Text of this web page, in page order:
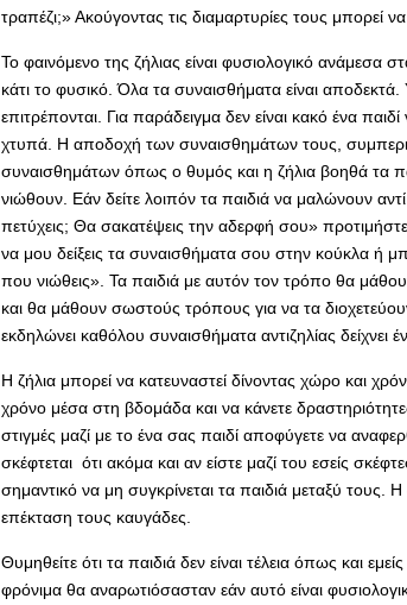
τραπέζι;» Ακούγοντας τις διαμαρτυρίες τους μπορεί
Το φαινόμενο της ζήλιας είναι φυσιολογικό ανάμεσα
κάτι το φυσικό. Όλα τα συναισθήματα είναι
επιτρέπονται. Για παράδειγμα δεν είναι κακό ένα
χτυπά. Η αποδοχή των συναισθημάτων τους,
συναισθημάτων όπως ο θυμός και η ζήλια βοηθά τα
νιώθουν. Εάν δείτε λοιπόν τα παιδιά να μαλώνουν
πετύχεις; Θα σακατέψεις την αδερφή σου»
να μου δείξεις τα συναισθήματα σου στην κούκλα ή
που νιώθεις». Τα παιδιά με αυτόν τον τρόπο θα
και θα μάθουν σωστούς τρόπους για να τα
εκδηλώνει καθόλου συναισθήματα αντιζηλίας δείχνει
Η ζήλια μπορεί να κατευναστεί δίνοντας χώρο και
χρόνο μέσα στη βδομάδα και να κάνετε
στιγμές μαζί με το ένα σας παιδί αποφύγετε να
σκέφτεται ότι ακόμα και αν είστε μαζί του εσείς
σημαντικό να μη συγκρίνεται τα παιδιά μεταξύ τους. Η
επέκταση τους καυγάδες.
Θυμηθείτε ότι τα παιδιά δεν είναι τέλεια όπως και
φρόνιμα θα αναρωτιόσασταν εάν αυτό είναι